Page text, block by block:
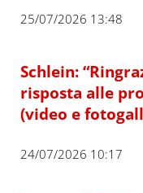
25/07/2026 13:48
Schlein:
risposta alle
(video e
24/07/2026 10:17